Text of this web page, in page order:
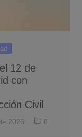
12 de
con
Civil
2026 0